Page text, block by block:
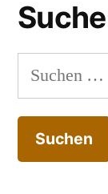
Suche
Suchen
nach: